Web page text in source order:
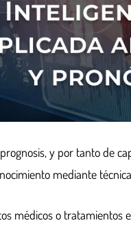
y por tanto de
mediante
médicos o